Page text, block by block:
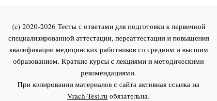
(c) 2020-2026 Тесты с ответами для подготовки к первичной
специализированной аттестации, переаттестации и повышения
квалификации медицинских работников со средним и высшим
образованием. Краткие курсы с лекциями и методическими
рекомендациями.
При копировании материалов с сайта активная ссылка на
Vrach-Test.ru обязательна.